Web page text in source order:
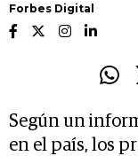
Forbes Digital
Según un
en el país, los